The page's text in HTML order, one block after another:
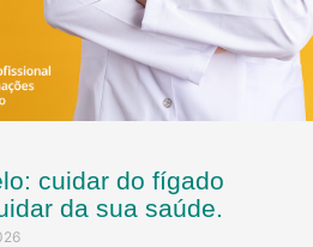
cuidar do fígado
da sua saúde.